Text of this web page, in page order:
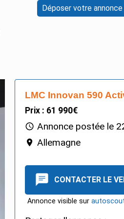
Déposer votre annonce
LMC Innovan 590
Prix : 61 990€
Annonce postée le
Allemagne
CONTACTER LE
Annonce visible sur